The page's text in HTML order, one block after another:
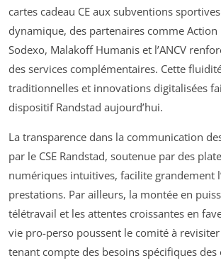
cartes cadeau CE aux subventions
dynamique, des partenaires comme Action
Sodexo, Malakoff Humanis et l’ANCV
des services complémentaires. Cette
traditionnelles et innovations digitalisées
dispositif Randstad aujourd’hui.
La transparence dans la communication
par le CSE Randstad, soutenue par des
numériques intuitives, facilite grandement
prestations. Par ailleurs, la montée en
télétravail et les attentes croissantes en
vie pro-perso poussent le comité à
tenant compte des besoins spécifiques